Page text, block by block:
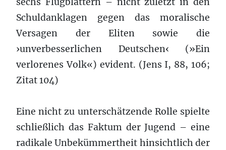
Schuldanklagen gegen das moralische
Versagen der Eliten sowie die
›unverbesserlichen Deutschen‹ (»Ein
verlorenes Volk«) evident. (Jens I, 88, 106;
Zitat 104)
Eine nicht zu unterschätzende Rolle spielte
schließlich das Faktum der Jugend – eine
radikale Unbekümmertheit hinsichtlich der